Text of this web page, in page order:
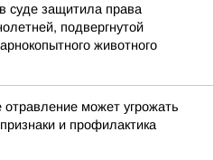
суде защитила права
подвергнутой
животного
отравление может угрожать
и профилактика